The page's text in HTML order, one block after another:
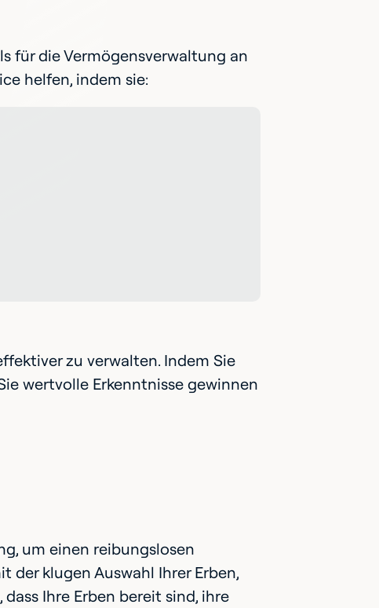
für die Vermögensverwaltung an
helfen, indem sie:
zu verwalten. Indem Sie
wertvolle Erkenntnisse gewinnen
um einen reibungslosen
der klugen Auswahl Ihrer Erben,
Ihre Erben bereit sind, ihre